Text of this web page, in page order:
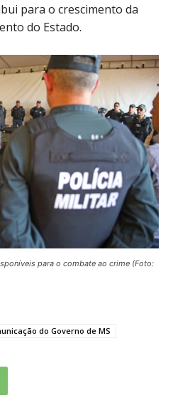
para o crescimento da
do Estado.
para o combate ao crime (Foto:
do Governo de MS